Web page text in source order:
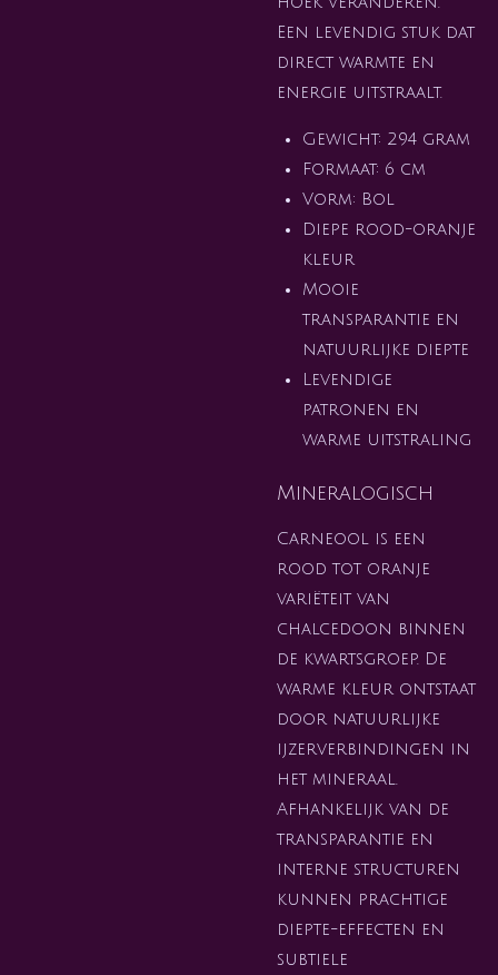
Een levendig stuk dat
direct warmte en
energie uitstraalt.
Gewicht: 294 gram
Formaat: 6 cm
Vorm: Bol
Diepe rood-oranje
kleur
Mooie
transparantie en
natuurlijke diepte
Levendige
patronen en
warme uitstraling
Mineralogisch
Carneool is een
rood tot oranje
variëteit van
chalcedoon binnen
de kwartsgroep. De
warme kleur ontstaat
door natuurlijke
ijzerverbindingen in
het mineraal.
Afhankelijk van de
transparantie en
interne structuren
kunnen prachtige
diepte-effecten en
subtiele